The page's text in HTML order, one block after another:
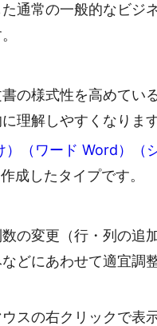
通常の一般的なビジ
の様式性を高めてい
理解しやすくなります
（ワード Word）（
成したタイプです。
の変更（行・列の追加
どにあわせて適宜調
スの右クリックで表